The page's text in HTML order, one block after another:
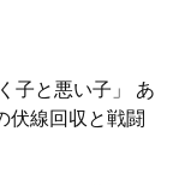
子と悪い子」 あ
伏線回収と戦闘